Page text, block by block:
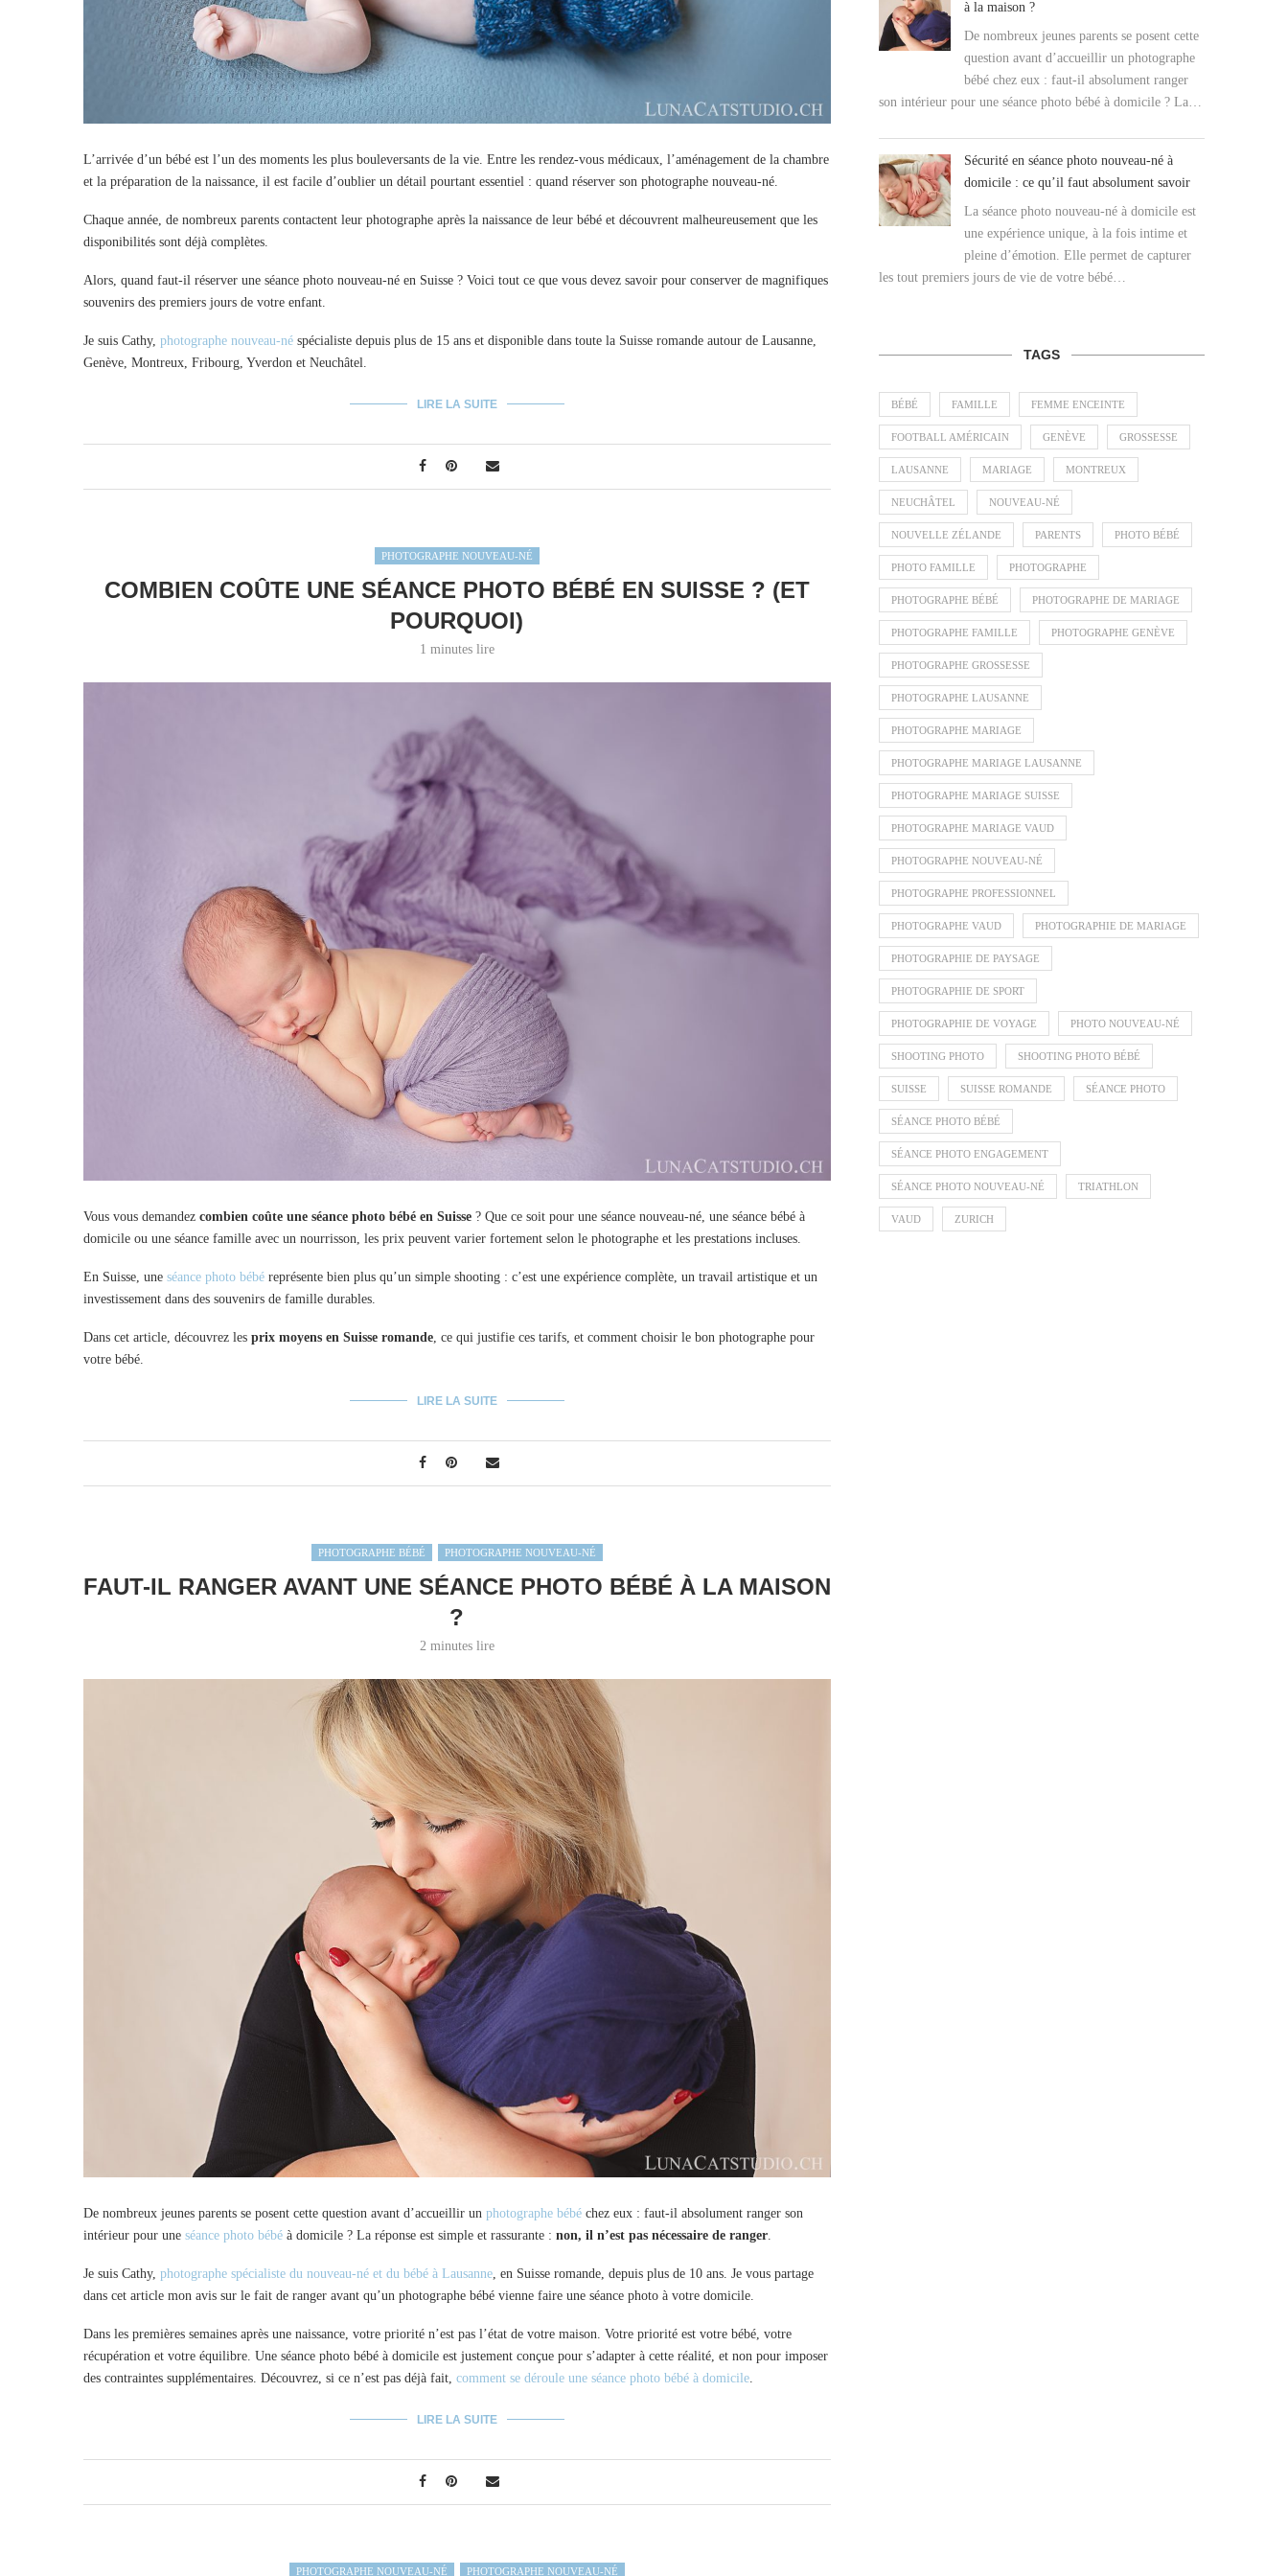
L’arrivée d’un bébé est l’un des moments les plus bouleversants de la vie. Entre les rendez-vous médicaux, l’aménagement de la chambre
et la préparation de la naissance, il est facile d’oublier un détail pourtant essentiel : quand réserver son photographe nouveau-né.
Chaque année, de nombreux parents contactent leur photographe après la naissance de leur bébé et découvrent malheureusement que les
disponibilités sont déjà complètes.
Alors, quand faut-il réserver une séance photo nouveau-né en Suisse ? Voici tout ce que vous devez savoir pour conserver de magnifiques
souvenirs des premiers jours de votre enfant.
Je suis Cathy, photographe nouveau-né spécialiste depuis plus de 15 ans et disponible dans toute la Suisse romande autour de Lausanne,
Genève, Montreux, Fribourg, Yverdon et Neuchâtel.
LIRE LA SUITE
PHOTOGRAPHE NOUVEAU-NÉ
COMBIEN COÛTE UNE SÉANCE PHOTO BÉBÉ EN SUISSE ? (ET
POURQUOI)
1 minutes lire
Vous vous demandez combien coûte une séance photo bébé en Suisse ? Que ce soit pour une séance nouveau-né, une séance bébé à
domicile ou une séance famille avec un nourrisson, les prix peuvent varier fortement selon le photographe et les prestations incluses.
En Suisse, une séance photo bébé représente bien plus qu’un simple shooting : c’est une expérience complète, un travail artistique et un
investissement dans des souvenirs de famille durables.
Dans cet article, découvrez les prix moyens en Suisse romande , ce qui justifie ces tarifs, et comment choisir le bon photographe pour
votre bébé.
LIRE LA SUITE
PHOTOGRAPHE BÉBÉ PHOTOGRAPHE NOUVEAU-NÉ
FAUT-IL RANGER AVANT UNE SÉANCE PHOTO BÉBÉ À LA MAISON
?
2 minutes lire
De nombreux jeunes parents se posent cette question avant d’accueillir un photographe bébé chez eux : faut-il absolument ranger son
intérieur pour une séance photo bébé à domicile ? La réponse est simple et rassurante : non, il n’est pas nécessaire de ranger
Je suis Cathy, photographe spécialiste du nouveau-né et du bébé à Lausanne , en Suisse romande, depuis plus de 10 ans. Je vous partage
dans cet article mon avis sur le fait de ranger avant qu’un photographe bébé vienne faire une séance photo à votre domicile.
Dans les premières semaines après une naissance, votre priorité n’est pas l’état de votre maison. Votre priorité est votre bébé, votre
récupération et votre équilibre. Une séance photo bébé à domicile est justement conçue pour s’adapter à cette réalité, et non pour imposer
des contraintes supplémentaires. Découvrez, si ce n’est pas déjà fait, comment se déroule une séance photo bébé à domicile
LIRE LA SUITE
PHOTOGRAPHE NOUVEAU-NÉ PHOTOGRAPHE NOUVEAU-NÉ
à la maison ?
De nombreux jeunes parents se posent cette
question avant d’accueillir un photographe
bébé chez eux : faut-il absolument ranger
son intérieur pour une séance photo bébé à domicile ? La…
Sécurité en séance photo nouveau-né à
domicile : ce qu’il faut absolument savoir
La séance photo nouveau-né à domicile est
une expérience unique, à la fois intime et
pleine d’émotion. Elle permet de capturer
les tout premiers jours de vie de votre bébé…
TAGS
BÉBÉ FAMILLE FEMME ENCEINTE
FOOTBALL AMÉRICAIN GENÈVE GROSSESSE
LAUSANNE MARIAGE MONTREUX
NEUCHÂTEL NOUVEAU-NÉ
NOUVELLE ZÉLANDE PARENTS PHOTO BÉBÉ
PHOTO FAMILLE PHOTOGRAPHE
PHOTOGRAPHE BÉBÉ PHOTOGRAPHE DE MARIAGE
PHOTOGRAPHE FAMILLE PHOTOGRAPHE GENÈVE
PHOTOGRAPHE GROSSESSE
PHOTOGRAPHE LAUSANNE
PHOTOGRAPHE MARIAGE
PHOTOGRAPHE MARIAGE LAUSANNE
PHOTOGRAPHE MARIAGE SUISSE
PHOTOGRAPHE MARIAGE VAUD
PHOTOGRAPHE NOUVEAU-NÉ
PHOTOGRAPHE PROFESSIONNEL
PHOTOGRAPHE VAUD PHOTOGRAPHIE DE MARIAGE
PHOTOGRAPHIE DE PAYSAGE
PHOTOGRAPHIE DE SPORT
PHOTOGRAPHIE DE VOYAGE PHOTO NOUVEAU-NÉ
SHOOTING PHOTO SHOOTING PHOTO BÉBÉ
SUISSE SUISSE ROMANDE SÉANCE PHOTO
SÉANCE PHOTO BÉBÉ
SÉANCE PHOTO ENGAGEMENT
SÉANCE PHOTO NOUVEAU-NÉ TRIATHLON
VAUD ZURICH